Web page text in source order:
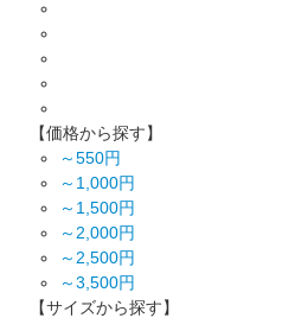
【価格から探す】
～550円
～1,000円
～1,500円
～2,000円
～2,500円
～3,500円
【サイズから探す】